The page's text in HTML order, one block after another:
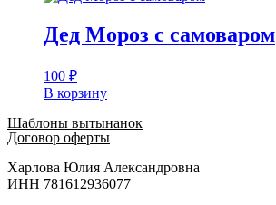
Дед Мороз с самоваром
100 ₽
В корзину
Шаблоны вытынанок
Договор оферты
Харлова Юлия Александровна
ИНН 781612936077